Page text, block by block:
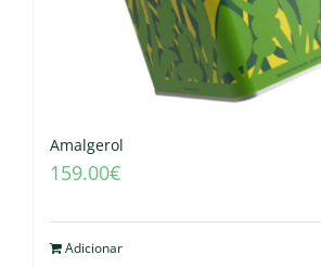
Amalgerol
159.00€
Adicionar